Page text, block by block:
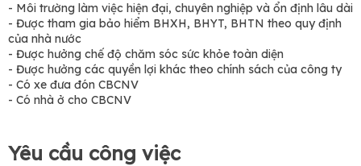
- Môi trường làm việc hiện đại, chuyên nghiệp và ổn định lâu dài
- Được tham gia bảo hiểm BHXH, BHYT, BHTN theo quy định
của nhà nước
- Được hưởng chế độ chăm sóc sức khỏe toàn diện
- Được hưởng các quyền lợi khác theo chính sách của công ty
- Có xe đưa đón CBCNV
- Có nhà ở cho CBCNV
Yêu cầu công việc